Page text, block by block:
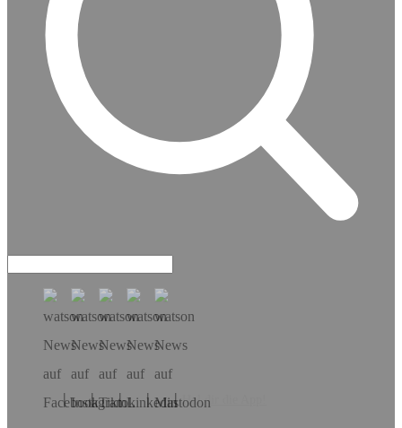
Hol dir die App!